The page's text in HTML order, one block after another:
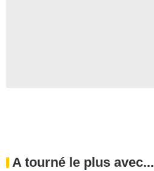
A tourné le plus avec...